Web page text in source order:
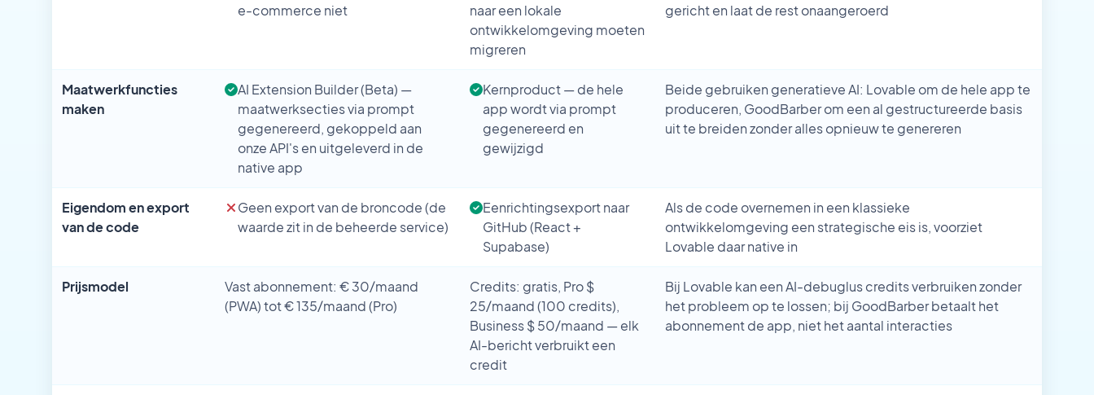
e-commerce niet
naar een lokale
ontwikkelomgeving moeten
migreren
gericht en laat de rest onaangeroerd
Maatwerkfuncties
maken
AI Extension Builder (Beta) —
maatwerksecties via prompt
gegenereerd, gekoppeld aan
onze API's en uitgeleverd in de
native app
Kernproduct — de hele
app wordt via prompt
gegenereerd en
gewijzigd
Beide gebruiken generatieve AI: Lovable om de hele app te
produceren, GoodBarber om een al gestructureerde basis
uit te breiden zonder alles opnieuw te genereren
Eigendom en export
van de code
Geen export van de broncode (de
waarde zit in de beheerde service)
Eenrichtingsexport naar
GitHub (React +
Supabase)
Als de code overnemen in een klassieke
ontwikkelomgeving een strategische eis is, voorziet
Lovable daar native in
Prijsmodel
Vast abonnement: € 30/maand
(PWA) tot € 135/maand (Pro)
Credits: gratis, Pro $
25/maand (100 credits),
Business $ 50/maand — elk
AI-bericht verbruikt een
credit
Bij Lovable kan een AI-debuglus credits verbruiken zonder
het probleem op te lossen; bij GoodBarber betaalt het
abonnement de app, niet het aantal interacties